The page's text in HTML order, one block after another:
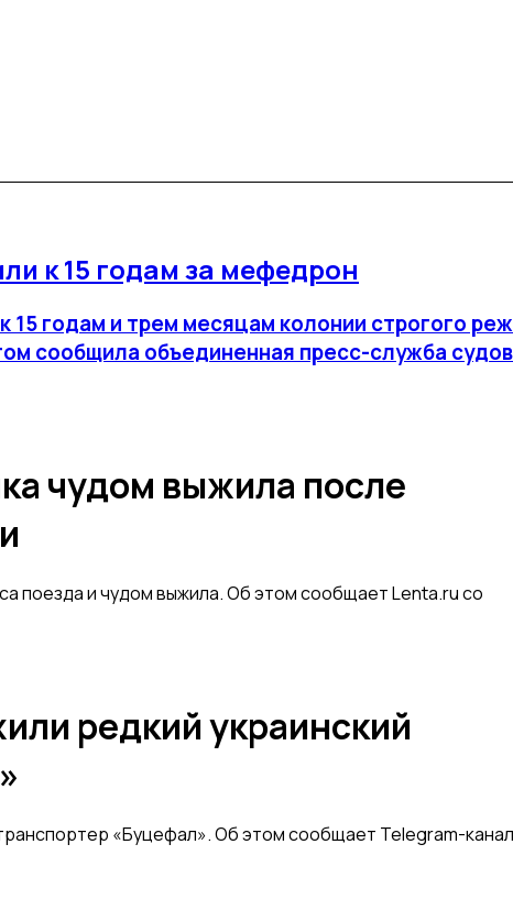
к 15 годам за мефедрон
15 годам и трем месяцам колонии строгого
сообщила объединенная пресс-служба
чудом выжила после
поезда и чудом выжила. Об этом сообщает Lenta.ru со
редкий украинский
«Буцефал». Об этом сообщает Telegram-канал